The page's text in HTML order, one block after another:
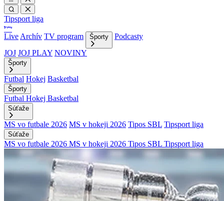
Tipsport liga
Live Archív TV program Športy
Podcasty
JOJ JOJ PLAY NOVINY
Športy
Futbal Hokej Basketbal
Športy
Futbal Hokej Basketbal
Súťaže
MS vo futbale 2026 MS v hokeji 2026 Tipos SBL Tipsport liga
Súťaže
MS vo futbale 2026 MS v hokeji 2026 Tipos SBL Tipsport liga